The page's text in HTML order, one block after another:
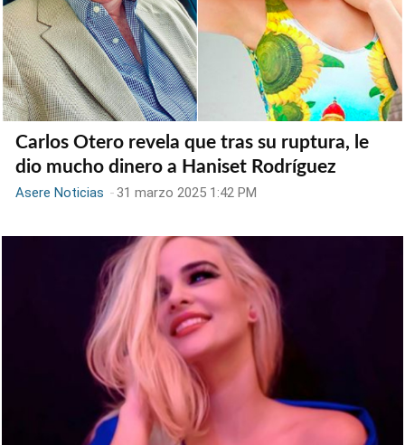
Carlos Otero revela que tras su ruptura, le
dio mucho dinero a Haniset Rodríguez
Asere Noticias - 31 marzo 2025 1:42 PM